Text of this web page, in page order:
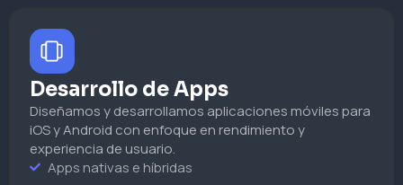
Desarrollo de Apps
Diseñamos y desarrollamos aplicaciones móviles para
iOS y Android con enfoque en rendimiento y
experiencia de usuario.
Apps nativas e híbridas